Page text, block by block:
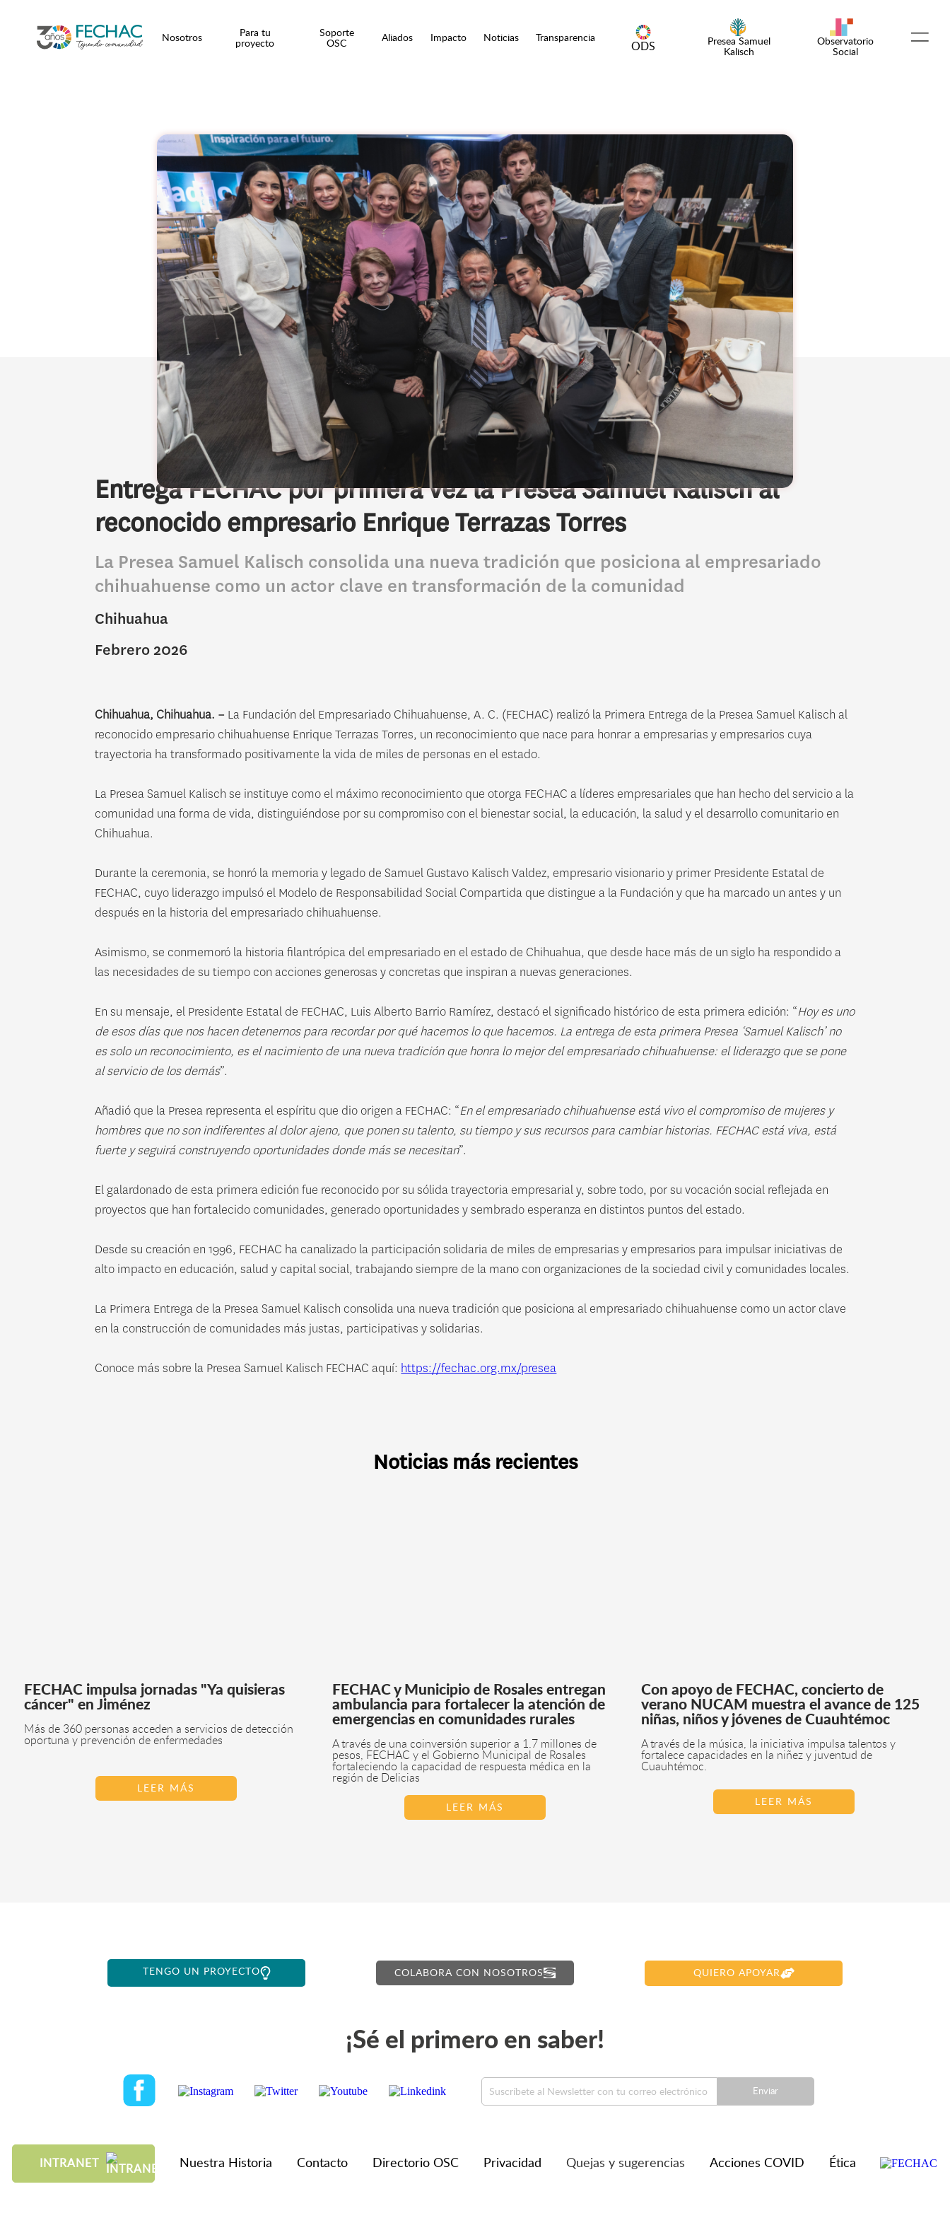
Nosotros
Para tu
proyecto
Soporte
OSC
Aliados Impacto Noticias Transparencia
ODS
Presea Samuel
Kalisch
Observatorio
Social
Entrega FECHAC por primera vez la Presea Samuel Kalisch al
reconocido empresario Enrique Terrazas Torres
La Presea Samuel Kalisch consolida una nueva tradición que posiciona al empresariado
chihuahuense como un actor clave en transformación de la comunidad
Chihuahua
Febrero 2026
Chihuahua, Chihuahua. – La Fundación del Empresariado Chihuahuense, A. C. (FECHAC) realizó la Primera Entrega de la Presea Samuel Kalisch al
reconocido empresario chihuahuense Enrique Terrazas Torres, un reconocimiento que nace para honrar a empresarias y empresarios cuya
trayectoria ha transformado positivamente la vida de miles de personas en el estado.
La Presea Samuel Kalisch se instituye como el máximo reconocimiento que otorga FECHAC a líderes empresariales que han hecho del servicio a la
comunidad una forma de vida, distinguiéndose por su compromiso con el bienestar social, la educación, la salud y el desarrollo comunitario en
Chihuahua.
Durante la ceremonia, se honró la memoria y legado de Samuel Gustavo Kalisch Valdez, empresario visionario y primer Presidente Estatal de
FECHAC, cuyo liderazgo impulsó el Modelo de Responsabilidad Social Compartida que distingue a la Fundación y que ha marcado un antes y un
después en la historia del empresariado chihuahuense.
Asimismo, se conmemoró la historia filantrópica del empresariado en el estado de Chihuahua, que desde hace más de un siglo ha respondido a
las necesidades de su tiempo con acciones generosas y concretas que inspiran a nuevas generaciones.
En su mensaje, el Presidente Estatal de FECHAC, Luis Alberto Barrio Ramírez, destacó el significado histórico de esta primera edición: “Hoy es uno
de esos días que nos hacen detenernos para recordar por qué hacemos lo que hacemos. La entrega de esta primera Presea ‘Samuel Kalisch’ no
es solo un reconocimiento, es el nacimiento de una nueva tradición que honra lo mejor del empresariado chihuahuense: el liderazgo que se pone
al servicio de los demás”.
Añadió que la Presea representa el espíritu que dio origen a FECHAC: “En el empresariado chihuahuense está vivo el compromiso de mujeres y
hombres que no son indiferentes al dolor ajeno, que ponen su talento, su tiempo y sus recursos para cambiar historias. FECHAC está viva, está
fuerte y seguirá construyendo oportunidades donde más se necesitan”.
El galardonado de esta primera edición fue reconocido por su sólida trayectoria empresarial y, sobre todo, por su vocación social reflejada en
proyectos que han fortalecido comunidades, generado oportunidades y sembrado esperanza en distintos puntos del estado.
Desde su creación en 1996, FECHAC ha canalizado la participación solidaria de miles de empresarias y empresarios para impulsar iniciativas de
alto impacto en educación, salud y capital social, trabajando siempre de la mano con organizaciones de la sociedad civil y comunidades locales.
La Primera Entrega de la Presea Samuel Kalisch consolida una nueva tradición que posiciona al empresariado chihuahuense como un actor clave
en la construcción de comunidades más justas, participativas y solidarias.
Conoce más sobre la Presea Samuel Kalisch FECHAC aquí: https://fechac.org.mx/presea
Noticias más recientes
FECHAC impulsa jornadas "Ya quisieras
cáncer" en Jiménez
Más de 360 personas acceden a servicios de detección
oportuna y prevención de enfermedades
LEER MÁS
FECHAC y Municipio de Rosales entregan
ambulancia para fortalecer la atención de
emergencias en comunidades rurales
A través de una coinversión superior a 1.7 millones de
pesos, FECHAC y el Gobierno Municipal de Rosales
fortaleciendo la capacidad de respuesta médica en la
región de Delicias
LEER MÁS
Con apoyo de FECHAC, concierto de
verano NUCAM muestra el avance de 125
niñas, niños y jóvenes de Cuauhtémoc
A través de la música, la iniciativa impulsa talentos y
fortalece capacidades en la niñez y juventud de
Cuauhtémoc.
LEER MÁS
TENGO UN PROYECTO COLABORA CON NOSOTROS QUIERO APOYAR
¡Sé el primero en saber!
Enviar
INTRANET Nuestra Historia Contacto Directorio OSC Privacidad Quejas y sugerencias Acciones COVID Ética